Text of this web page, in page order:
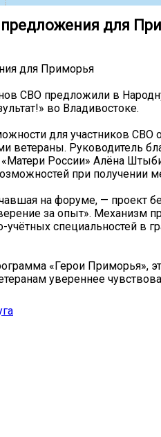
для
для Приморья
СВО предложили в
во Владивостоке.
для участников СВО
ветераны. Руководитель
России» Алёна
при получении
на форуме, — проект
за опыт». Механизм
специальностей в
«Герои Приморья»,
увереннее